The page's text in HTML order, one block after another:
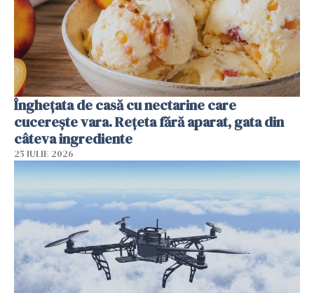
Înghețata de casă cu nectarine care
cucerește vara. Rețeta fără aparat, gata din
câteva ingrediente
25 IULIE 2026